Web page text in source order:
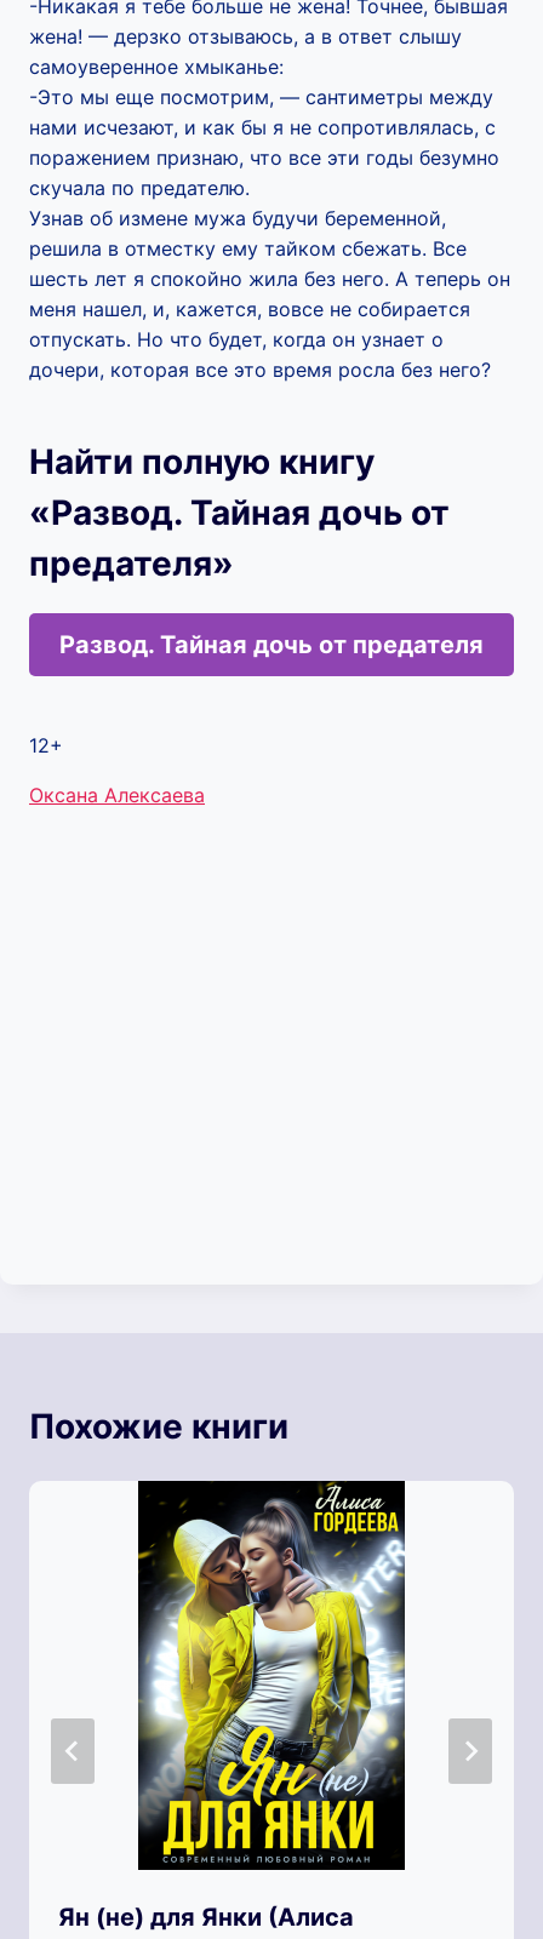
-Никакая я тебе больше не жена! Точнее, бывшая
жена! — дерзко отзываюсь, а в ответ слышу
самоуверенное хмыканье:
-Это мы еще посмотрим, — сантиметры между
нами исчезают, и как бы я не сопротивлялась, с
поражением признаю, что все эти годы безумно
скучала по предателю.
Узнав об измене мужа будучи беременной,
решила в отместку ему тайком сбежать. Все
шесть лет я спокойно жила без него. А теперь он
меня нашел, и, кажется, вовсе не собирается
отпускать. Но что будет, когда он узнает о
дочери, которая все это время росла без него?
Найти полную книгу
«Развод. Тайная дочь от
предателя»
Развод. Тайная дочь от предателя
12+
Метки
Оксана Алексаева
Похожие книги
Ян (не) для Янки (Алиса